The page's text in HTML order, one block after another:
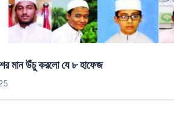
মান উঁচু করলো যে ৮ হাফেজ